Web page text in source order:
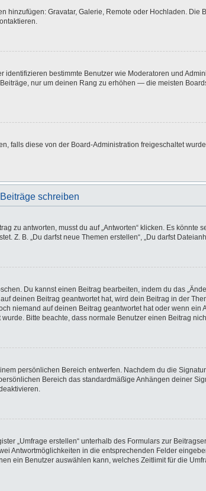
hinzufügen: Gravatar, Galerie, Remote oder Hochladen.
bestimmte Benutzer wie Moderatoren und
nur um deinen Rang zu erhöhen — die meisten
falls diese von der Board-Administration freigeschaltet
Beiträge schreiben
zu antworten, musst du auf „Antworten“ klicken. Es
Z. B. „Du darfst neue Themen erstellen“, „Du darfst
Du kannst einen Beitrag bearbeiten, indem du das
deinen Beitrag geantwortet hat, wird dein Beitrag in der
niemand auf deinen Beitrag geantwortet hat oder wenn
Bitte beachte, dass normale Benutzer einen Beitrag
persönlichen Bereich entwerfen. Nachdem du die
Bereich das standardmäßige Anhängen deiner
„Umfrage erstellen“ unterhalb des Formulars zur
Antwortmöglichkeiten in die entsprechenden Felder
ein Benutzer auswählen kann, welches Zeitlimit für die